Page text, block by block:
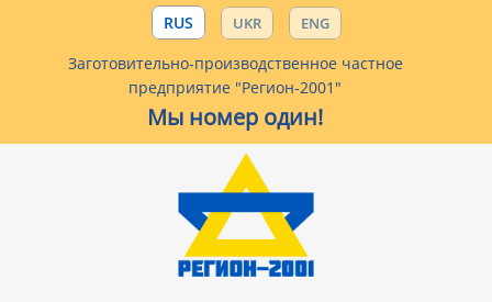
RUS UKR ENG
Заготовительно-производственное частное
предприятие "Регион-2001"
Мы номер один!